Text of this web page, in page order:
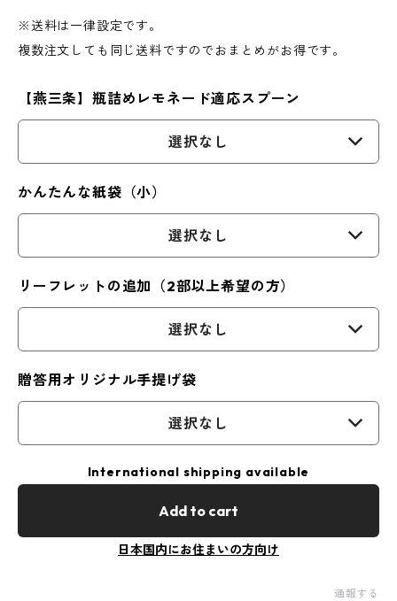
※送料は一律設定です。
複数注文しても同じ送料ですのでおまとめがお得です。
【燕三条】瓶詰めレモネード適応スプーン
選択なし
かんたんな紙袋（小）
選択なし
リーフレットの追加（2部以上希望の方）
選択なし
贈答用オリジナル手提げ袋
選択なし
International shipping available
Add to cart
日本国内にお住まいの方向け
通報する